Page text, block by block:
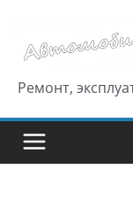
содержимому
Ремонт,